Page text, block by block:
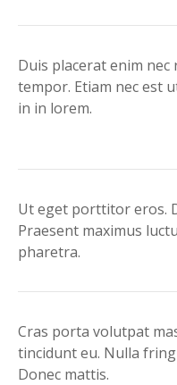
Duis placerat enim nec
tempor. Etiam nec est
in in lorem.
Ut eget porttitor eros.
Praesent maximus
pharetra.
Cras porta volutpat
tincidunt eu. Nulla
Donec mattis.